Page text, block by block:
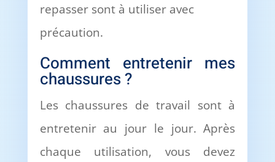
repasser sont à utiliser avec
précaution.
Comment entretenir mes
chaussures ?
Les chaussures de travail sont à
entretenir au jour le jour. Après
chaque utilisation, vous devez